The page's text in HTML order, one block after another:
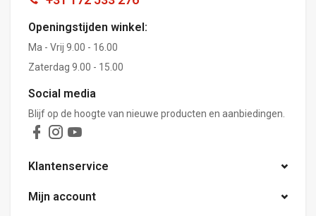
Openingstijden winkel:
Ma - Vrij 9.00 - 16.00
Zaterdag 9.00 - 15.00
Social media
Blijf op de hoogte van nieuwe producten en aanbiedingen.
Klantenservice
Mijn account